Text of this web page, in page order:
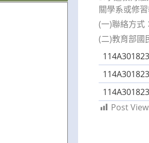
關學系或修
(一)聯絡方式
(二)教育部
Post